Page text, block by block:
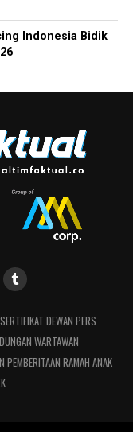
Indonesia Bidik
SERTIFIKAT DEWAN PERS
WARTAWAN
PEMBERITAAN RAMAH ANAK